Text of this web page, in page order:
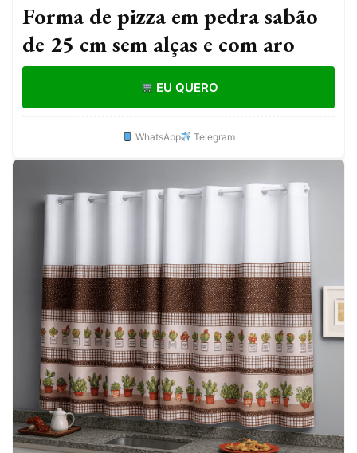
Forma de pizza em pedra sabão
de 25 cm sem alças e com aro
EU QUERO
WhatsApp Telegram